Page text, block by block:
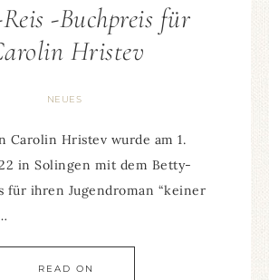
-Buchpreis für
Hristev
NEUES
Carolin Hristev wurde am 1.
in Solingen mit dem Betty-
für ihren Jugendroman “keiner
READ ON